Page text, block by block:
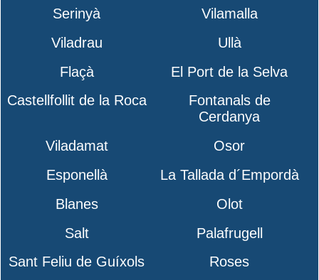
Serinyà
Vilamalla
Viladrau
Ullà
Flaçà
El Port de la Selva
Castellfollit de la Roca
Fontanals de
Cerdanya
Viladamat
Osor
Esponellà
La Tallada d´Empordà
Blanes
Olot
Salt
Palafrugell
Sant Feliu de Guíxols
Roses